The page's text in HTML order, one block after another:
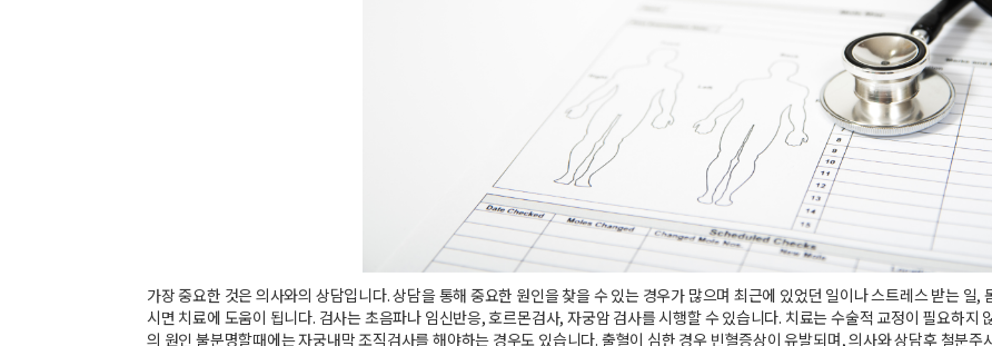
가장 중요한 것은 의사와의 상담입니다. 상담을 통해 중요한 원인을 찾을 수 있는 경우가 많으며 최근에 있었던 일이나 스트레스 받는 일
시면 치료에 도움이 됩니다. 검사는 초음파나 임신반응, 호르몬검사, 자궁암 검사를 시행할 수 있습니다. 치료는 수술적 교정이 필요하지
의 원인 불분명할때에는 자궁내막 조직검사를 해야하는 경우도 있습니다. 출혈이 심한 경우 빈혈증상이 유발되며, 의사와 상담후 철분주